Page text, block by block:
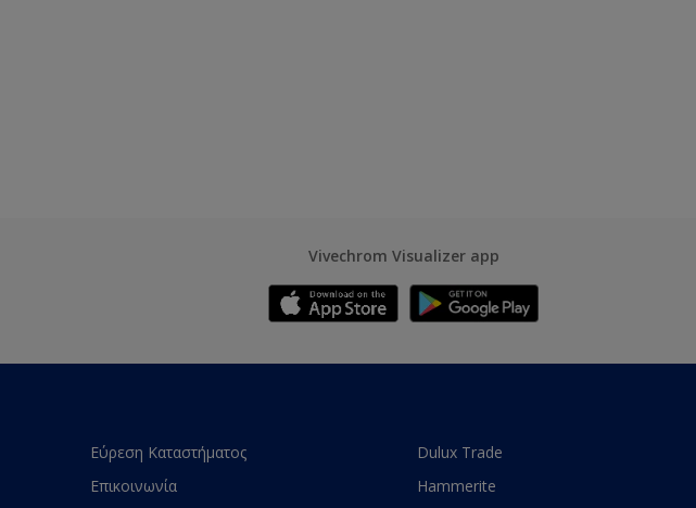
Vivechrom Visualizer app
Εύρεση Καταστήματος
Επικοινωνία
Dulux Trade
Hammerite